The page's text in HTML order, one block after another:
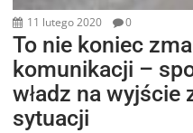
11 lutego 2020 0
To nie koniec
komunikacji –
władz na wyjście
sytuacji